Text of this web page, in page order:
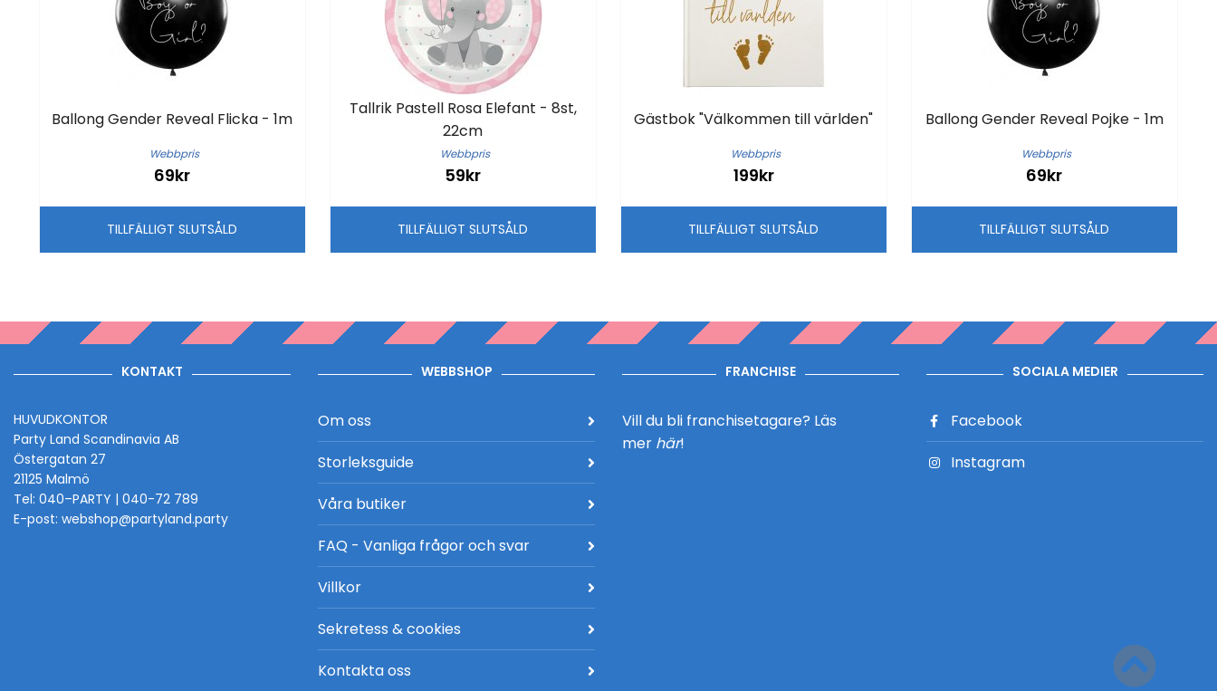
Ballong Gender Reveal Flicka - 1m
Webbpris
69kr
TILLFÄLLIGT SLUTSÅLD
Tallrik Pastell Rosa Elefant - 8st,
22cm
Webbpris
59kr
TILLFÄLLIGT SLUTSÅLD
Gästbok "Välkommen till världen"
Webbpris
199kr
TILLFÄLLIGT SLUTSÅLD
Ballong Gender Reveal Pojke - 1m
Webbpris
69kr
TILLFÄLLIGT SLUTSÅLD
KONTAKT
HUVUDKONTOR
Party Land Scandinavia AB
Östergatan 27
21125 Malmö
Tel: 040–PARTY | 040-72 789
E-post: webshop@partyland.party
WEBBSHOP
Om oss
Storleksguide
Våra butiker
FAQ - Vanliga frågor och svar
Villkor
Sekretess & cookies
Kontakta oss
FRANCHISE
Vill du bli franchisetagare? Läs
mer här!
SOCIALA MEDIER
Facebook
Instagram